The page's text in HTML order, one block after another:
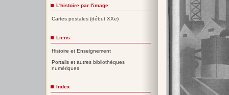
L'histoire par l'image
Cartes postales (début XXe)
Liens
Histoire et Enseignement
Portails et autres bibliothèques
numériques
Index